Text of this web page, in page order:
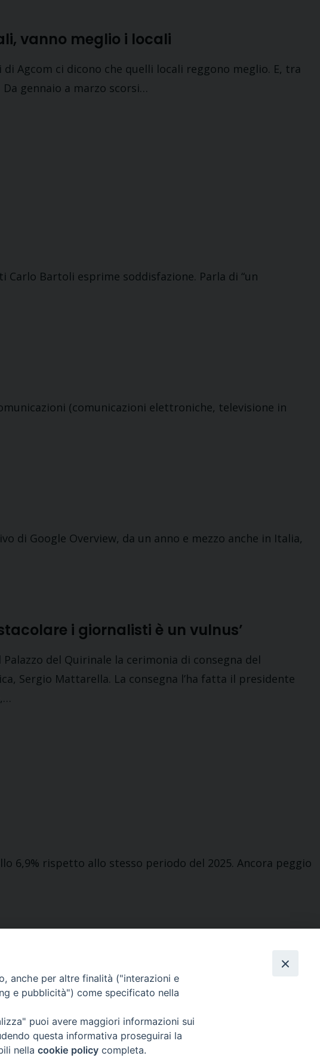
vanno meglio i locali
Agcom ci dicono che quelli locali reggono meglio. E, tra
gennaio a marzo scorsi…
Bartoli esprime soddisfazione. Parla di “un
(comunicazioni elettroniche, televisione in
di Google Overview, da un anno e mezzo anche in Italia,
i giornalisti è un vulnus’
del Quirinale la cerimonia di consegna del
Sergio Mattarella. La consegna l’ha fatta il presidente
6,9% rispetto allo stesso periodo del 2025. Ancora peggio
ucsi@ucsi.it
anche per altre finalità ("interazioni e
e pubblicità") come specificato nella
puoi avere maggiori informazioni sui
questa informativa proseguirai la
nella cookie policy completa.